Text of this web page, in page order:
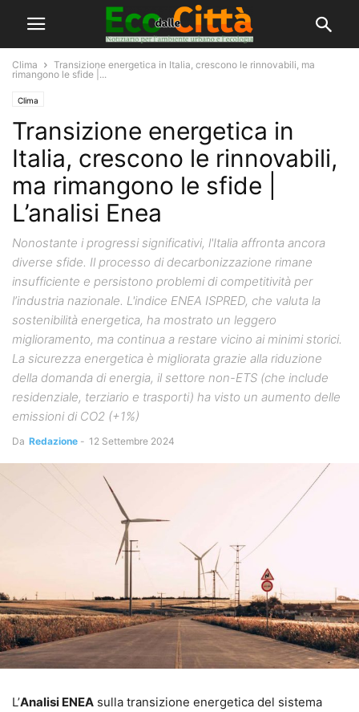
Clima
Transizione energetica in Italia, crescono le rinnovabili, ma
rimangono le sfide |...
Clima
Transizione energetica in
Italia, crescono le rinnovabili,
ma rimangono le sfide |
L’analisi Enea
Nonostante i progressi significativi, l'Italia affronta ancora
diverse sfide. Il processo di decarbonizzazione rimane
insufficiente e persistono problemi di competitività per
l’industria nazionale. L'indice ENEA ISPRED, che valuta la
sostenibilità energetica, ha mostrato un leggero
miglioramento, ma continua a restare vicino ai minimi storici.
La sicurezza energetica è migliorata grazie alla riduzione
della domanda di energia, il settore non-ETS (che include
residenziale, terziario e trasporti) ha visto un aumento delle
emissioni di CO2 (+1%)
Da Redazione - 12 Settembre 2024
L’Analisi ENEA sulla transizione energetica del sistema